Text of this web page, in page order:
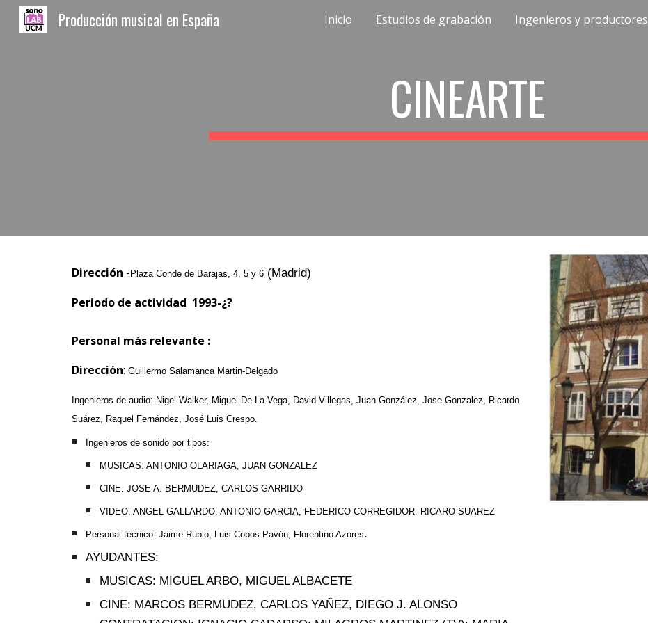
Skip to main content Skip to navigation
Producción musical en España Inicio Estudios de grabación Ingenieros y productores
CINEARTE
Dirección - Plaza Conde de Barajas, 4, 5 y 6(Madrid)
Periodo de actividad 1993-¿?
Personal más relevante :
Dirección: Guillermo Salamanca Martin-Delgado
Ingenieros de audio: Nigel Walker, Miguel De La Vega, David Villegas, Juan González, Jose Gonzalez, Ricardo
Suárez, Raquel Fernández, José Luis Crespo.
Ingenieros de sonido por tipos:
MUSICAS: ANTONIO OLARIAGA, JUAN GONZALEZ
CINE: JOSE A. BERMUDEZ, CARLOS GARRIDO
VIDEO: ANGEL GALLARDO, ANTONIO GARCIA, FEDERICO CORREGIDOR, RICARO SUAREZ
Personal técnico: Jaime Rubio, Luis Cobos Pavón, Florentino Azores.
AYUDANTES:
MUSICAS: MIGUEL ARBO, MIGUEL ALBACETE
CINE: MARCOS BERMUDEZ, CARLOS YAÑEZ, DIEGO J. ALONSO